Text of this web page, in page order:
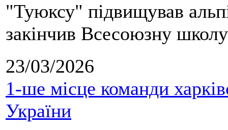
"Туюксу" підвищував
закінчив Всесоюзну
23/03/2026
1-ше місце команди
України